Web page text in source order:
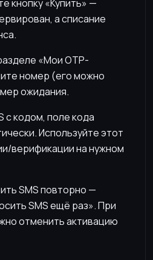
кнопку «Купить» —
а списание
«Мои OTP-
номер (его можно
ожидания.
с кодом, поле кода
Используйте этот
верификации на нужном
SMS повторно —
SMS ещё раз». При
отменить активацию